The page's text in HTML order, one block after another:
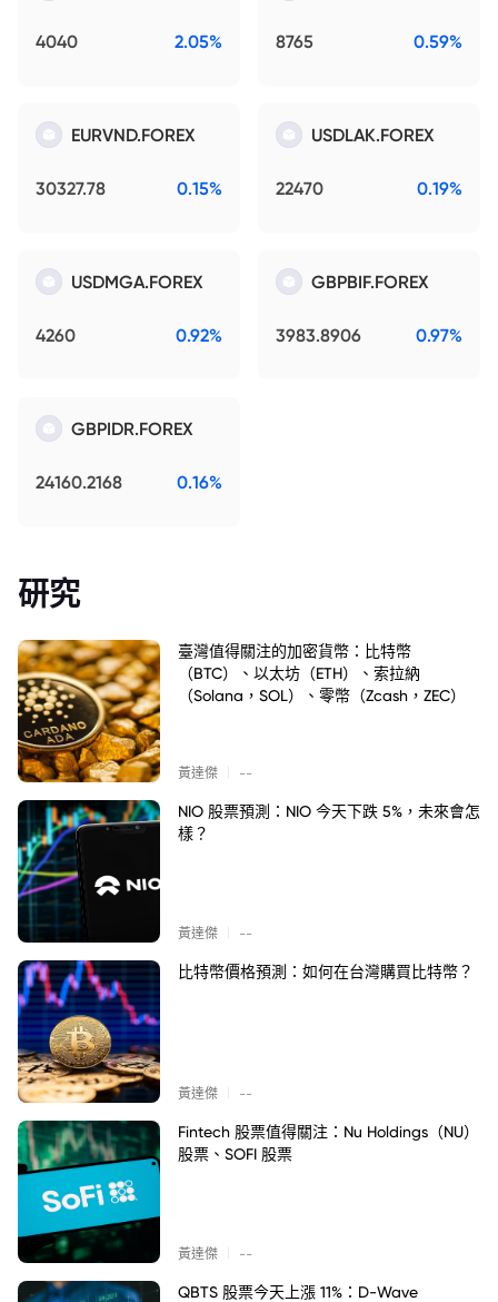
4040 2.05% 8765 0.59%
EURVND.FOREX
30327.78 0.15%
USDLAK.FOREX
22470 0.19%
USDMGA.FOREX
4260 0.92%
GBPBIF.FOREX
3983.8906 0.97%
GBPIDR.FOREX
24160.2168 0.16%
研究
臺灣值得關注的加密貨幣：比特幣
（BTC）、以太坊（ETH）、索拉納
（Solana，SOL）、零幣（Zcash，ZEC）
黃達傑 --
NIO 股票預測：NIO 今天下跌 5%，未來會怎
樣？
黃達傑 --
比特幣價格預測：如何在台灣購買比特幣？
黃達傑 --
Fintech 股票值得關注：Nu Holdings（NU）
股票、SOFI 股票
黃達傑 --
QBTS 股票今天上漲 11%：D-Wave